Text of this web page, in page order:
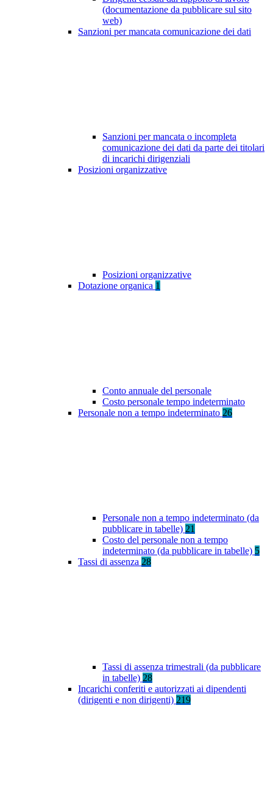
(documentazione da pubblicare sul sito
web)
Sanzioni per mancata comunicazione dei dati
Sanzioni per mancata o incompleta
comunicazione dei dati da parte dei titolari
di incarichi dirigenziali
Posizioni organizzative
Posizioni organizzative
Dotazione organica 1
Conto annuale del personale
Costo personale tempo indeterminato
Personale non a tempo indeterminato 26
Personale non a tempo indeterminato (da
pubblicare in tabelle) 21
Costo del personale non a tempo
indeterminato (da pubblicare in tabelle) 5
Tassi di assenza 28
Tassi di assenza trimestrali (da pubblicare
in tabelle) 28
Incarichi conferiti e autorizzati ai dipendenti
(dirigenti e non dirigenti) 219